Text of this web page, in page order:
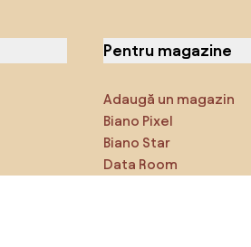
Pentru magazine
Adaugă un magazin
Biano Pixel
Biano Star
Data Room